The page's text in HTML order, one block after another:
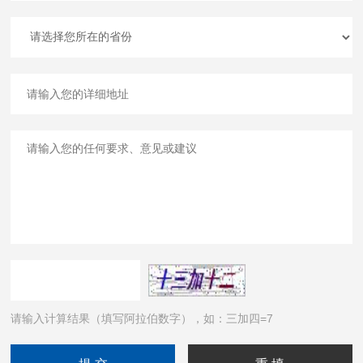
请输入计算结果（填写阿拉伯数字），如：三加四=7